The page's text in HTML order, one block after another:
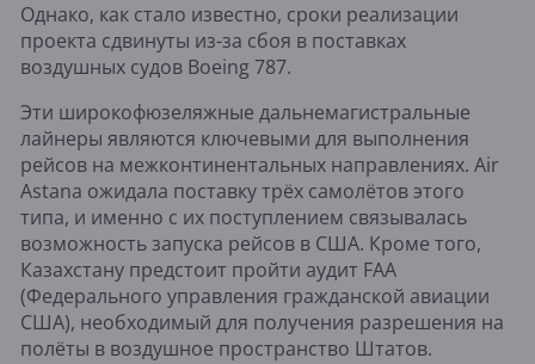
Однако, как стало известно, сроки реализации
проекта сдвинуты из-за сбоя в поставках
воздушных судов Boeing 787.
Эти широкофюзеляжные дальнемагистральные
лайнеры являются ключевыми для выполнения
рейсов на межконтинентальных направлениях. Air
Astana ожидала поставку трёх самолётов этого
типа, и именно с их поступлением связывалась
возможность запуска рейсов в США. Кроме того,
Казахстану предстоит пройти аудит FAA
(Федерального управления гражданской авиации
США), необходимый для получения разрешения на
полёты в воздушное пространство Штатов.